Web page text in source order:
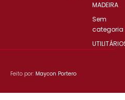
MADEIRA
Sem
categoria
Feito por: Maycon Portero